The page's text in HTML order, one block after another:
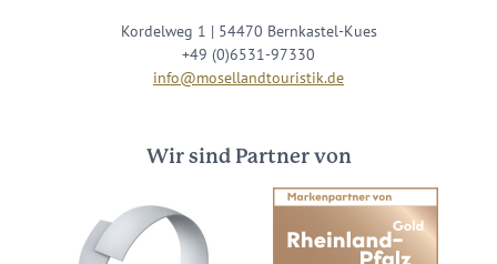
Kordelweg 1 | 54470 Bernkastel-Kues
+49 (0)6531-97330
info@mosellandtouristik.de
Wir sind Partner von